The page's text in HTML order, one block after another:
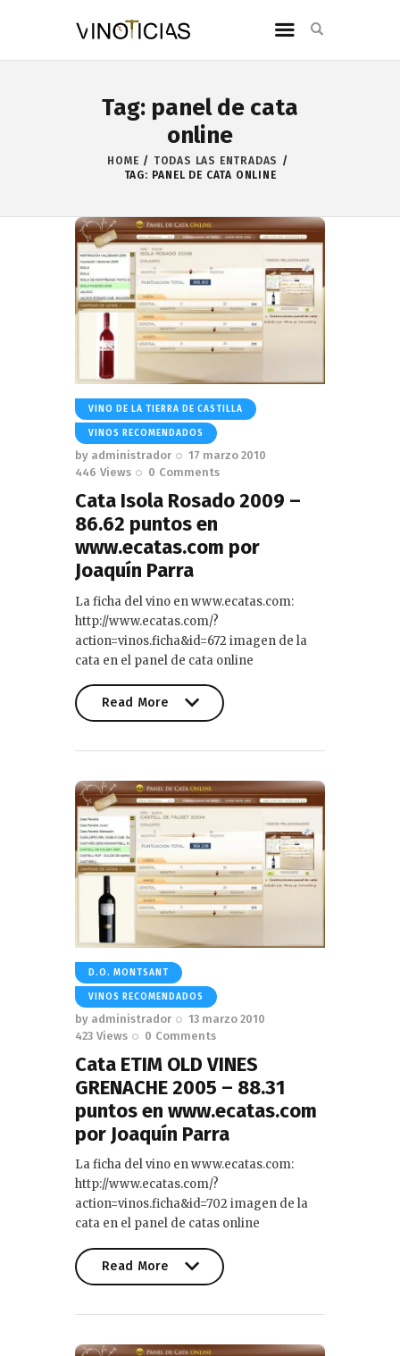
Tag: panel de cata
online
HOME
TODAS LAS ENTRADAS
TAG: PANEL DE CATA ONLINE
VINO DE LA TIERRA DE CASTILLA
VINOS RECOMENDADOS
by administrador
17 marzo 2010
446 Views 0 Comments
Cata Isola Rosado 2009 –
86.62 puntos en
www.ecatas.com por
Joaquín Parra
La ficha del vino en www.ecatas.com:
http://www.ecatas.com/?
action=vinos.ficha&id=672 imagen de la
cata en el panel de cata online
Read More
D.O. MONTSANT
VINOS RECOMENDADOS
by administrador
13 marzo 2010
423 Views 0 Comments
Cata ETIM OLD VINES
GRENACHE 2005 – 88.31
puntos en www.ecatas.com
por Joaquín Parra
La ficha del vino en www.ecatas.com:
http://www.ecatas.com/?
action=vinos.ficha&id=702 imagen de la
cata en el panel de catas online
Read More